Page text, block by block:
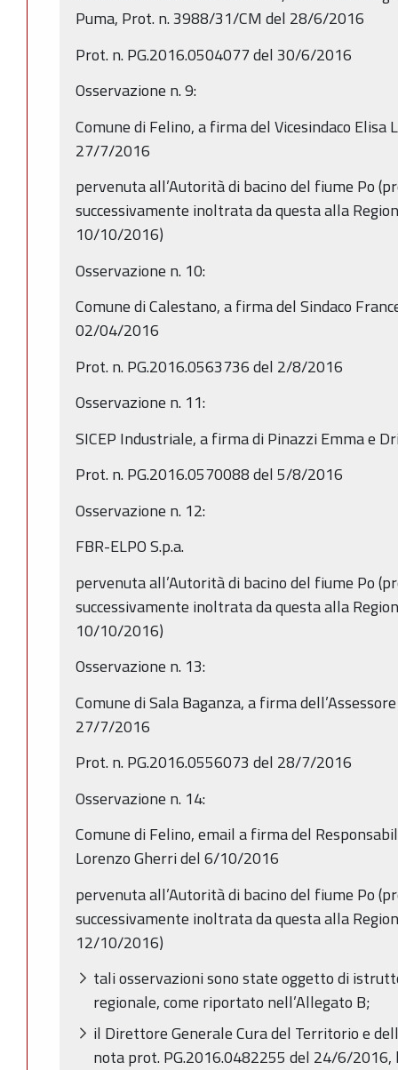
Puma, Prot. n. 3988/31/CM del 28/6/2016
Prot. n. PG.2016.0504077 del 30/6/2016
Osservazione n. 9:
Comune di Felino, a firma del Vicesindaco Elisa
27/7/2016
pervenuta all’Autorità di bacino del fiume Po
successivamente inoltrata da questa alla
10/10/2016)
Osservazione n. 10:
Comune di Calestano, a firma del Sindaco
02/04/2016
Prot. n. PG.2016.0563736 del 2/8/2016
Osservazione n. 11:
SICEP Industriale, a firma di Pinazzi Emma e
Prot. n. PG.2016.0570088 del 5/8/2016
Osservazione n. 12:
FBR-ELPO S.p.a.
pervenuta all’Autorità di bacino del fiume Po
successivamente inoltrata da questa alla
10/10/2016)
Osservazione n. 13:
Comune di Sala Baganza, a firma
27/7/2016
Prot. n. PG.2016.0556073 del 28/7/2016
Osservazione n. 14:
Comune di Felino, email a firma del
Lorenzo Gherri del 6/10/2016
pervenuta all’Autorità di bacino del fiume Po
successivamente inoltrata da questa alla
12/10/2016)
tali osservazioni sono state oggetto di
regionale, come riportato nell’Allegato B;
il Direttore Generale Cura del Territorio e
nota prot. PG.2016.0482255 del 24/6/